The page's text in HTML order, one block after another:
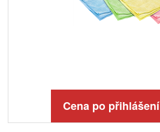
Cena po přihlášení